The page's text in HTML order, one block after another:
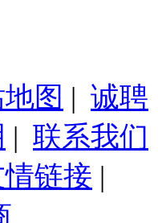
图 | 诚聘
| 联系我们
链接 |